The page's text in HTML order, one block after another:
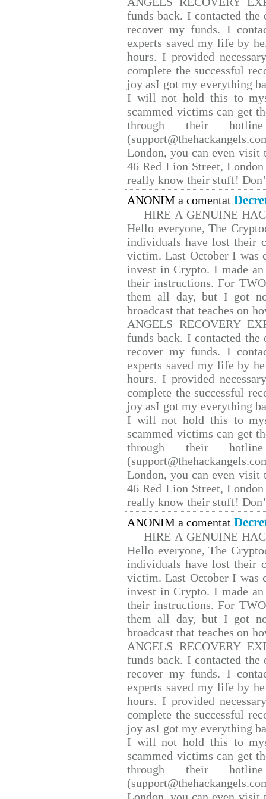
funds back. I contacted
recover my funds. I
experts saved my life by
hours. I provided
complete the successful
joy asI got my everything
I will not hold this to
scammed victims can get
through their hotline
London, you can even
46 Red Lion Street,
really know their stuff!
ANONIM a comentat
HIRE A GENUINE
Hello everyone, The
individuals have lost their
victim. Last October I was
invest in Crypto. I made
their instructions. For
them all day, but I got
broadcast that teaches on
ANGELS RECOVERY
funds back. I contacted
recover my funds. I
experts saved my life by
hours. I provided
complete the successful
joy asI got my everything
I will not hold this to
scammed victims can get
through their hotline
London, you can even
46 Red Lion Street,
really know their stuff!
ANONIM a comentat
HIRE A GENUINE
Hello everyone, The
individuals have lost their
victim. Last October I was
invest in Crypto. I made
their instructions. For
them all day, but I got
broadcast that teaches on
ANGELS RECOVERY
funds back. I contacted
recover my funds. I
experts saved my life by
hours. I provided
complete the successful
joy asI got my everything
I will not hold this to
scammed victims can get
through their hotline